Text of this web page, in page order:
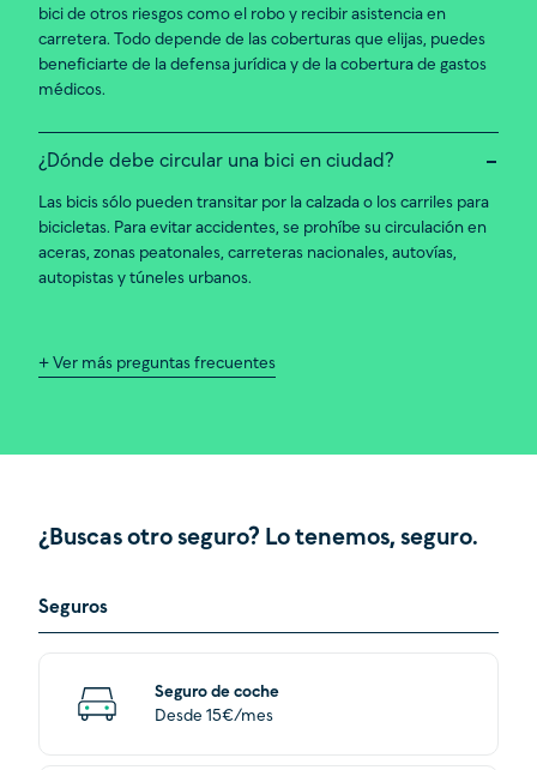
bici de otros riesgos como el robo y recibir asistencia en
carretera. Todo depende de las coberturas que elijas, puedes
beneficiarte de la defensa jurídica y de la cobertura de gastos
médicos.
¿Dónde debe circular una bici en ciudad?
Las bicis sólo pueden transitar por la calzada o los carriles para
bicicletas. Para evitar accidentes, se prohíbe su circulación en
aceras, zonas peatonales, carreteras nacionales, autovías,
autopistas y túneles urbanos.
+ Ver más preguntas frecuentes
¿Buscas otro seguro? Lo tenemos, seguro.
Seguros
Seguro de coche
Desde 15€/mes